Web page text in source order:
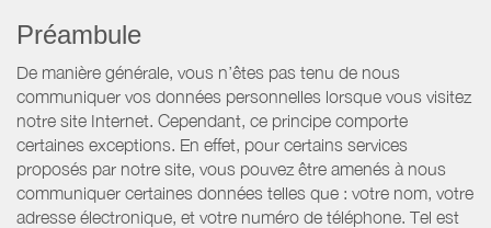
Préambule
De manière générale, vous n’êtes pas tenu de nous
communiquer vos données personnelles lorsque vous visitez
notre site Internet. Cependant, ce principe comporte
certaines exceptions. En effet, pour certains services
proposés par notre site, vous pouvez être amenés à nous
communiquer certaines données telles que : votre nom, votre
adresse électronique, et votre numéro de téléphone. Tel est